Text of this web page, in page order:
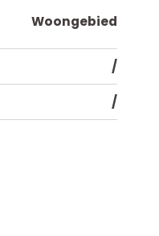
Woongebied
/
/